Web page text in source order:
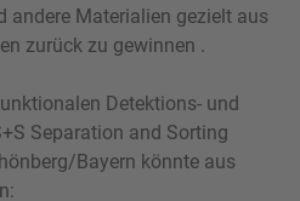
andere Materialien gezielt aus
zurück zu gewinnen .
Detektions- und
Separation and Sorting
Bayern könnte aus